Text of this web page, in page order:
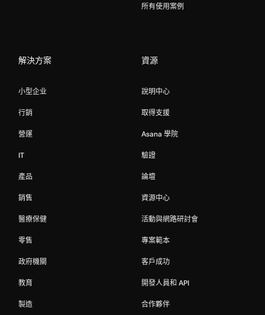
所有使用案例
解決方案
小型企业
行銷
營運
IT
產品
銷售
醫療保健
零售
政府機關
教育
製造
資源
說明中心
取得支援
Asana 學院
驗證
論壇
資源中心
活動與網路研討會
專案範本
客戶成功
開發人員和 API
合作夥伴